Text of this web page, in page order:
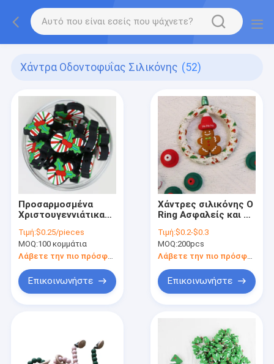
Χάντρα Οδοντοφυΐας Σιλικόνης (52)
Προσαρμοσμένα
Χριστουγεννιάτικα
Beads
Τιμή:$0.25/pieces
MOQ:100 κομμάτια
Λάβετε την πιο πρόσφατη τιμή
Επικοινωνήστε
Χάντρες σιλικόνης O
Ring Ασφαλείς και μη
καπέλου
Χριστουγέννων 3D
σιλικόνης
Τιμή:$0.2-$0.3
MOQ:200pcs
Επικοινωνήστε